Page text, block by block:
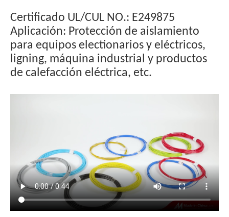
Certificado UL/CUL NO.: E249875
Aplicación: Protección de aislamiento
para equipos electionarios y eléctricos,
ligning, máquina industrial y productos
de calefacción eléctrica, etc.